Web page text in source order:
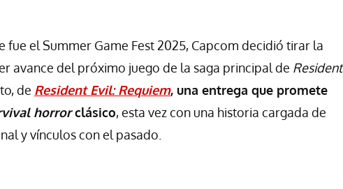
fue el Summer Game Fest 2025, Capcom decidió tirar la
avance del próximo juego de la saga principal de Resident
de Resident Evil: Requiem, una entrega que promete
horrorclásico, esta vez con una historia cargada de
y vínculos con el pasado.